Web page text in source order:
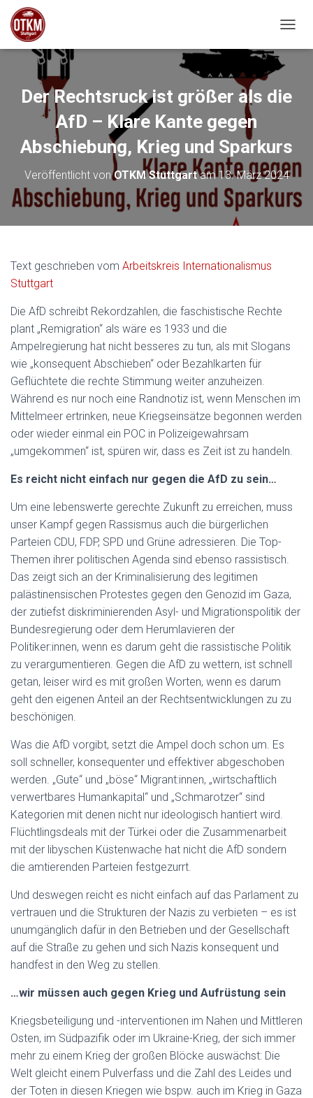
Der Rechtsruck ist größer als die
AfD – Klare Kante gegen
Abschiebung, Krieg und Sparkurs
Veröffentlicht vonOTKM Stuttgartam13. März 2024
für
Der
ist
größer
als
die
AfD
–
Klare
Kante
gegen
Abschiebung,
und
Sparkurs
Text geschrieben vom Arbeitskreis Internationalismus
Stuttgart
Die AfD schreibt Rekordzahlen, die faschistische Rechte
plant „Remigration“ als wäre es 1933 und die
Ampelregierung hat nicht besseres zu tun, als mit Slogans
wie „konsequent Abschieben“ oder Bezahlkarten für
Geflüchtete die rechte Stimmung weiter anzuheizen.
Während es nur noch eine Randnotiz ist, wenn Menschen im
Mittelmeer ertrinken, neue Kriegseinsätze begonnen werden
oder wieder einmal ein POC in Polizeigewahrsam
„umgekommen“ ist, spüren wir, dass es Zeit ist zu handeln.
Es reicht nicht einfach nur gegen die AfD zu sein…
Um eine lebenswerte gerechte Zukunft zu erreichen, muss
unser Kampf gegen Rassismus auch die bürgerlichen
Parteien CDU, FDP, SPD und Grüne adressieren. Die Top-
Themen ihrer politischen Agenda sind ebenso rassistisch.
Das zeigt sich an der Kriminalisierung des legitimen
palästinensischen Protestes gegen den Genozid im Gaza,
der zutiefst diskriminierenden Asyl- und Migrationspolitik der
Bundesregierung oder dem Herumlavieren der
Politiker:innen, wenn es darum geht die rassistische Politik
zu verargumentieren. Gegen die AfD zu wettern, ist schnell
getan, leiser wird es mit großen Worten, wenn es darum
geht den eigenen Anteil an der Rechtsentwicklungen zu zu
beschönigen.
Was die AfD vorgibt, setzt die Ampel doch schon um. Es
soll schneller, konsequenter und effektiver abgeschoben
werden. „Gute“ und „böse“ Migrant:innen, „wirtschaftlich
verwertbares Humankapital“ und „Schmarotzer“ sind
Kategorien mit denen nicht nur ideologisch hantiert wird.
Flüchtlingsdeals mit der Türkei oder die Zusammenarbeit
mit der libyschen Küstenwache hat nicht die AfD sondern
die amtierenden Parteien festgezurrt.
Und deswegen reicht es nicht einfach auf das Parlament zu
vertrauen und die Strukturen der Nazis zu verbieten – es ist
unumgänglich dafür in den Betrieben und der Gesellschaft
auf die Straße zu gehen und sich Nazis konsequent und
handfest in den Weg zu stellen.
…wir müssen auch gegen Krieg und Aufrüstung sein
Kriegsbeteiligung und -interventionen im Nahen und Mittleren
Osten, im Südpazifik oder im Ukraine-Krieg, der sich immer
mehr zu einem Krieg der großen Blöcke auswächst: Die
Welt gleicht einem Pulverfass und die Zahl des Leides und
der Toten in diesen Kriegen wie bspw. auch im Krieg in Gaza